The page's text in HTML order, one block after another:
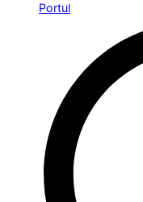
Portul